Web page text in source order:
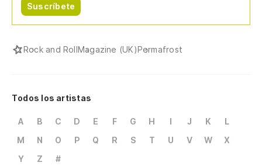
Suscríbete
Rock and RollMagazine (UK)Permafrost
Todos los artistas
A B C D E F G H I J K
L
M
N O P Q R S T U V W
X
Y
Z #